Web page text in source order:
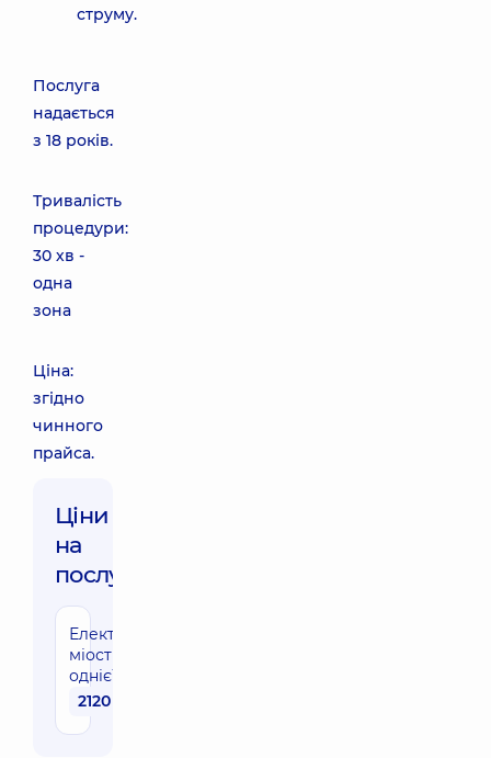
струму.
Послуга
надається
з 18 років.
Тривалість
процедури:
30 хв -
одна
зона
Ціна:
згідно
чинного
прайса.
Ціни
на
послуги:
Електромагнітна
міостимуляція
однієї зони
2120 грн